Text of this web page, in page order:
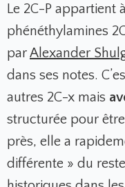
Le 2C-P appartient
phénéthylamines
parAlexander
dans ses notes.
autres 2C-x mais
structurée pour
près, elle a
différente » du